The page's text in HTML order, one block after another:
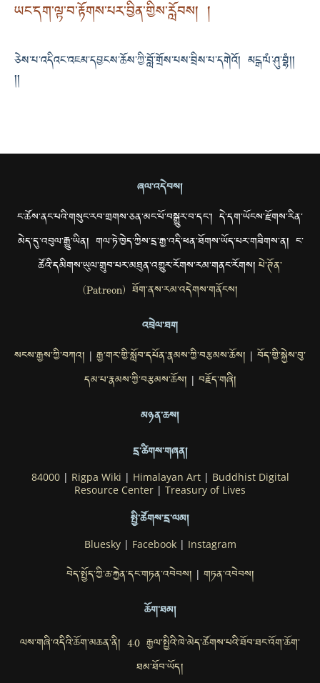
ཡང་དག་ལྟ་བ་རྟོགས་པར་བྱིན་གྱིས་རློབས། །
ཅེས་པ་འདིའང་འཇམ་དབྱངས་ཆོས་ཀྱི་བློ་གྲོས་པས་བྲིས་པ་དགེའོ། མངྒ་ལཾ་ཤུ་བྷཾ།།
།།
ཞལ་འདེབས།
ང་ཚོས་ནང་པའི་གསུང་རབ་གྲགས་ཅན་མང་པོ་བསྒྱུར་བ་དང་། དེ་དག་ཡོངས་རྫོགས་རིན་
མེད་དུ་འབུལ་རྒྱུ་ཡིན། གལ་ཏེ་ཁྱེད་ཀྱིས་དྲ་རྒྱ་འདི་ཕན་ཐོགས་ཡོད་པར་གཟིགས་ན། ང་
ཚོའི་དམིགས་ཡུལ་གྲུབ་པར་མཐུན་འགྱུར་རོགས་རམ་གནང་རོགས།པེ་ཊོན་
(Patreon) ཐོག་ནས་རམ་འདེགས་གནོངས།
འབྲེལ་ཐག
སངས་རྒྱས་ཀྱི་བཀའ། | རྒྱ་གར་གྱི་སློབ་དཔོན་རྣམས་ཀྱི་བརྩམས་ཆོས། | བོད་གྱི་སྐྱེས་བུ་
དམ་པ་རྣམས་ཀྱི་བརྩམས་ཆོས། | བརྗོད་གཞི།
མཉན་ཆས།
དྲ་ཚིགས་གཞན།
84000| Rigpa Wiki | Himalayan Art| Buddhist Digital
Resource Center | Treasury of Lives
སྤྱི་ཚོགས་དྲ་ལམ།
Bluesky| Facebook| Instagram
བེད་སྤྱོད་ཀྱི་ཆ་རྐྱེན་དང་གཏན་འབེབས། | གཏན་འབེབས།
ཆོག་ཐམ།
ལས་གཞི་འདིའི་ཆོག་མཆན་ནི། 4.0 རྒྱལ་སྤྱིའི་ཁེ་མེད་ཚོགས་པའི་ཐོབ་ཐང་འོག་ཆོག་
ཐམ་ཐོབ་ཡོད།